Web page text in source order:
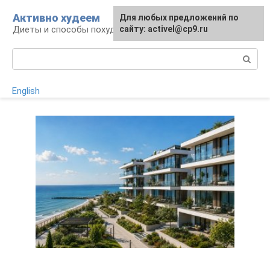
контенту
Активно худеем
Диеты и способы похудения
English
Для любых предложений по
сайту: activel@cp9.ru